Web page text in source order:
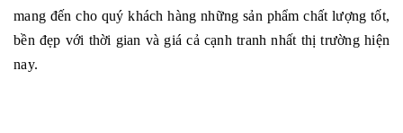
mang đến cho quý khách hàng những sản phẩm chất lượng tốt,
bền đẹp với thời gian và giá cả cạnh tranh nhất thị trường hiện
nay.